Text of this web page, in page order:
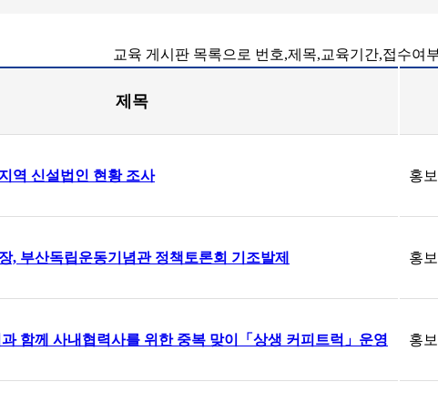
교육 게시판 목록으로 번호,제목,교육기간,접수여
제목
역 신설법인 현황 조사 홍
, 부산독립운동기념관 정책토론회 기조발제 홍
함께 사내협력사를 위한 중복 맞이「상생 커피트럭」운영 홍